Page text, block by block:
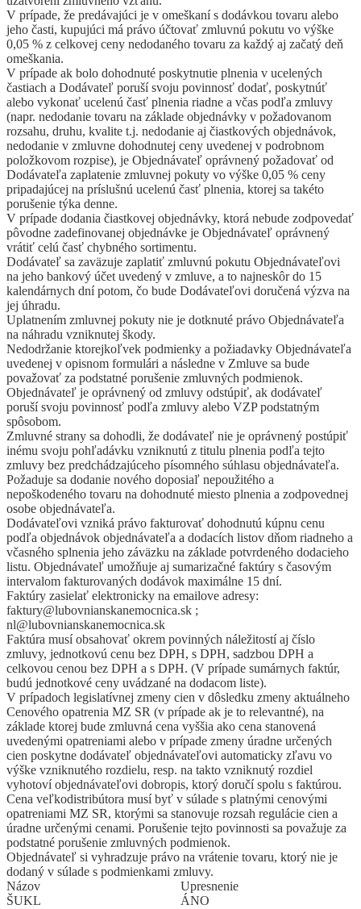
V prípade, že predávajúci je v omeškaní s dodávkou tovaru alebo
jeho časti, kupujúci má právo účtovať zmluvnú pokutu vo výške
0,05 % z celkovej ceny nedodaného tovaru za každý aj začatý deň
omeškania.
V prípade ak bolo dohodnuté poskytnutie plnenia v ucelených
častiach a Dodávateľ poruší svoju povinnosť dodať, poskytnúť
alebo vykonať ucelenú časť plnenia riadne a včas podľa zmluvy
(napr. nedodanie tovaru na základe objednávky v požadovanom
rozsahu, druhu, kvalite t.j. nedodanie aj čiastkových objednávok,
nedodanie v zmluvne dohodnutej ceny uvedenej v podrobnom
položkovom rozpise), je Objednávateľ oprávnený požadovať od
Dodávateľa zaplatenie zmluvnej pokuty vo výške 0,05 % ceny
pripadajúcej na príslušnú ucelenú časť plnenia, ktorej sa takéto
porušenie týka denne.
V prípade dodania čiastkovej objednávky, ktorá nebude zodpovedať
pôvodne zadefinovanej objednávke je Objednávateľ oprávnený
vrátiť celú časť chybného sortimentu.
Dodávateľ sa zaväzuje zaplatiť zmluvnú pokutu Objednávateľovi
na jeho bankový účet uvedený v zmluve, a to najneskôr do 15
kalendárnych dní potom, čo bude Dodávateľovi doručená výzva na
jej úhradu.
Uplatnením zmluvnej pokuty nie je dotknuté právo Objednávateľa
na náhradu vzniknutej škody.
Nedodržanie ktorejkoľvek podmienky a požiadavky Objednávateľa
uvedenej v opisnom formulári a následne v Zmluve sa bude
považovať za podstatné porušenie zmluvných podmienok.
Objednávateľ je oprávnený od zmluvy odstúpiť, ak dodávateľ
poruší svoju povinnosť podľa zmluvy alebo VZP podstatným
spôsobom.
Zmluvné strany sa dohodli, že dodávateľ nie je oprávnený postúpiť
inému svoju pohľadávku vzniknutú z titulu plnenia podľa tejto
zmluvy bez predchádzajúceho písomného súhlasu objednávateľa.
Požaduje sa dodanie nového doposiaľ nepoužitého a
nepoškodeného tovaru na dohodnuté miesto plnenia a zodpovednej
osobe objednávateľa.
Dodávateľovi vzniká právo fakturovať dohodnutú kúpnu cenu
podľa objednávok objednávateľa a dodacích listov dňom riadneho a
včasného splnenia jeho záväzku na základe potvrdeného dodacieho
listu. Objednávateľ umožňuje aj sumarizačné faktúry s časovým
intervalom fakturovaných dodávok maximálne 15 dní.
Faktúry zasielať elektronicky na emailove adresy:
faktury@lubovnianskanemocnica.sk ;
nl@lubovnianskanemocnica.sk
Faktúra musí obsahovať okrem povinných náležitostí aj číslo
zmluvy, jednotkovú cenu bez DPH, s DPH, sadzbou DPH a
celkovou cenou bez DPH a s DPH. (V prípade sumárnych faktúr,
budú jednotkové ceny uvádzané na dodacom liste).
V prípadoch legislatívnej zmeny cien v dôsledku zmeny aktuálneho
Cenového opatrenia MZ SR (v prípade ak je to relevantné), na
základe ktorej bude zmluvná cena vyššia ako cena stanovená
uvedenými opatreniami alebo v prípade zmeny úradne určených
cien poskytne dodávateľ objednávateľovi automaticky zľavu vo
výške vzniknutého rozdielu, resp. na takto vzniknutý rozdiel
vyhotoví objednávateľovi dobropis, ktorý doručí spolu s faktúrou.
Cena veľkodistribútora musí byť v súlade s platnými cenovými
opatreniami MZ SR, ktorými sa stanovuje rozsah regulácie cien a
úradne určenými cenami. Porušenie tejto povinnosti sa považuje za
podstatné porušenie zmluvných podmienok.
Objednávateľ si vyhradzuje právo na vrátenie tovaru, ktorý nie je
dodaný v súlade s podmienkami zmluvy.
Názov
Upresnenie
ŠUKL
ÁNO